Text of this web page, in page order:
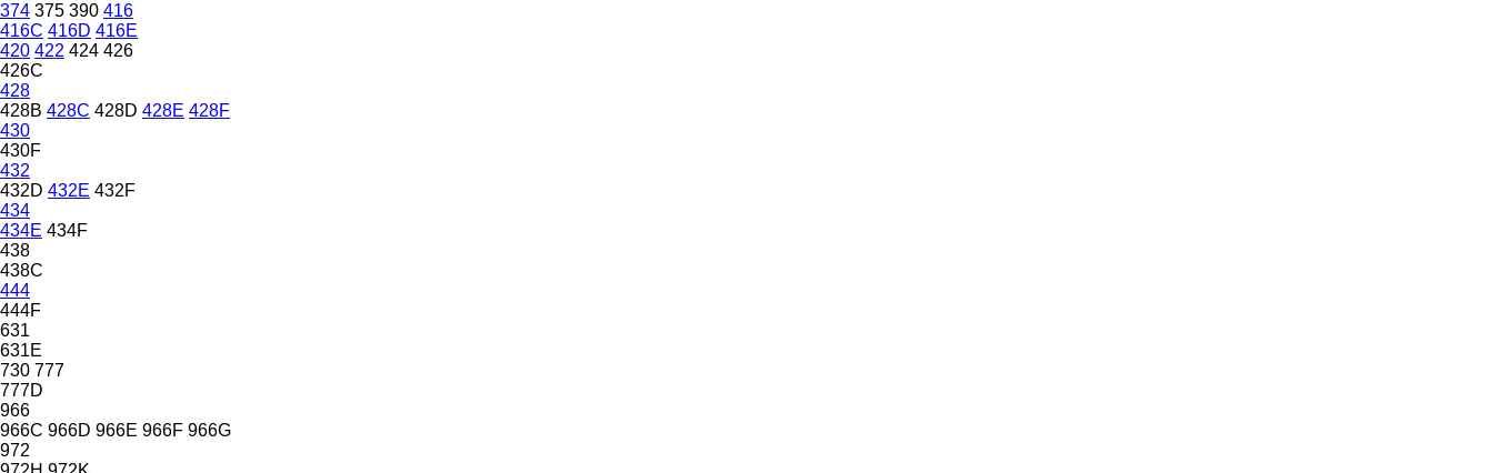
374 375 390 416
416C 416D 416E
420 422 424 426
426C
428
428B 428C 428D 428E 428F
430
430F
432
432D 432E 432F
434
434E 434F
438
438C
444
444F
631
631E
730 777
777D
966
966C 966D 966E 966F 966G
972